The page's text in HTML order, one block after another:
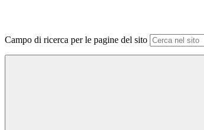
Campo di ricerca per le pagine del sito